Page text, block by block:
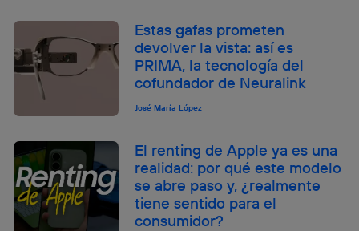
Estas gafas prometen
devolver la vista: así es
PRIMA, la tecnología del
cofundador de Neuralink
José María López
El renting de Apple ya es una
realidad: por qué este modelo
se abre paso y, ¿realmente
tiene sentido para el
consumidor?